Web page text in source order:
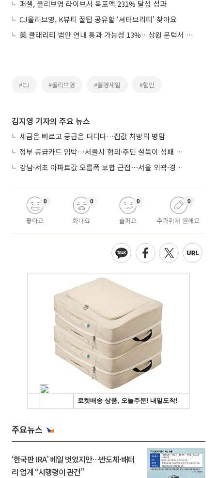
퍼셀, 올리브영 라이브서 목표액 231% 달성 성과
CJ올리브영, K뷰티 꿀팁 공유할 ‘셔터브리티’ 찾아요
美 클래리티 법안 연내 통과 가능성 13%…상원 문턱서 제동
#CJ #올리브영 #올영세일 #할인
김지영 기자의 주요 뉴스
세금은 빠르고 공급은 더디다…집값 처방의 명암
정부 공급카드 임박…서울시 협의·주민 설득이 성패 가른다
강남·서초 아파트값 오름폭 보합 근접⋯서울 외곽·경기 남부 중심 매수세
좋아요
0
화나요
0
슬퍼요
0
추가취재 원해요
0
주요뉴스
‘한국판 IRA’ 베일 벗었지만…반도체·배터
리 업계 “시행령이 관건”